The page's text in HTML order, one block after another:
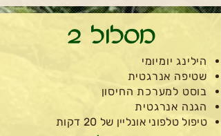
מסלול 2
הילינג יומיומי
שטיפה אנרגטית
בוסט למערכת החיסון
הגנה אנרגטית
טיפול טלפוני אונליין של 20 דקות